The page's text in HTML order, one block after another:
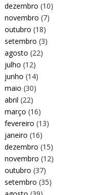
dezembro (10)
novembro (7)
outubro (18)
setembro (3)
agosto (22)
julho (12)
junho (14)
maio (30)
abril (22)
março (16)
fevereiro (13)
janeiro (16)
dezembro (15)
novembro (12)
outubro (37)
setembro (35)